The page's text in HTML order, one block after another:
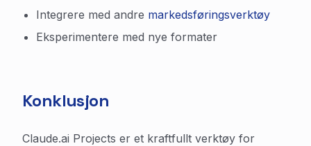
Integrere med andre markedsføringsverktøy
Eksperimentere med nye formater
Konklusjon
Claude.ai Projects er et kraftfullt verktøy for